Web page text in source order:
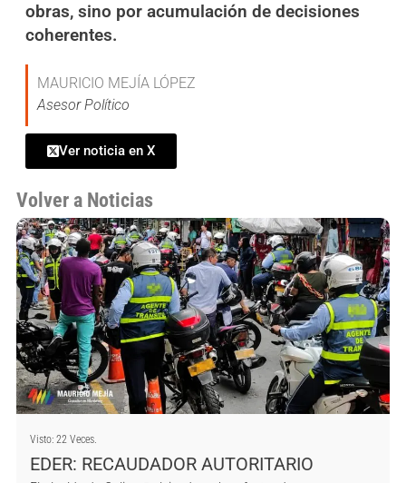
obras, sino por acumulación de decisiones
coherentes.
MAURICIO MEJÍA LÓPEZ
Asesor Político
Ver noticia en X
Volver a Noticias
Visto: 22 Veces.
EDER: RECAUDADOR AUTORITARIO